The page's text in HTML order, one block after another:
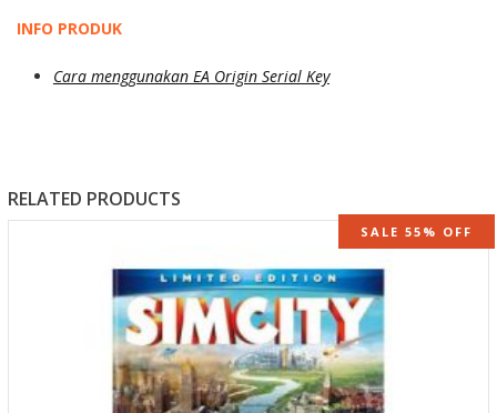
INFO PRODUK
Cara menggunakan EA Origin Serial Key
RELATED PRODUCTS
SALE 55% OFF